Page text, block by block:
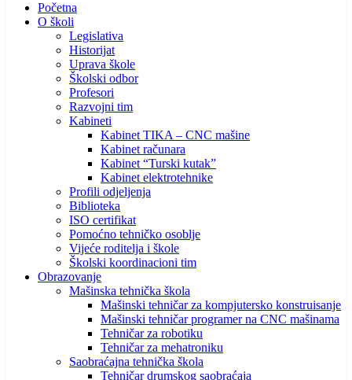
Početna
O školi
Legislativa
Historijat
Uprava škole
Školski odbor
Profesori
Razvojni tim
Kabineti
Kabinet TIKA – CNC mašine
Kabinet računara
Kabinet “Turski kutak”
Kabinet elektrotehnike
Profili odjeljenja
Biblioteka
ISO certifikat
Pomoćno tehničko osoblje
Vijeće roditelja i škole
Školski koordinacioni tim
Obrazovanje
Mašinska tehnička škola
Mašinski tehničar za kompjutersko konstruisanje
Mašinski tehničar programer na CNC mašinama
Tehničar za robotiku
Tehničar za mehatroniku
Saobraćajna tehnička škola
Tehničar drumskog saobraćaja